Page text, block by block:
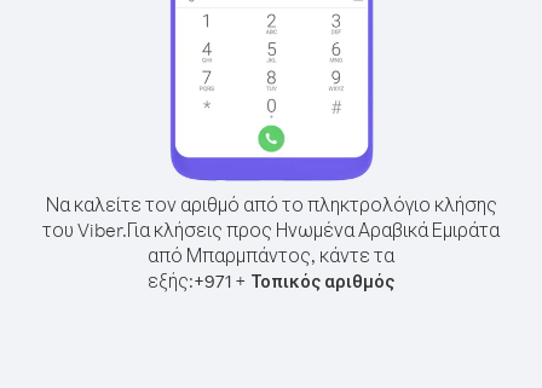
Να καλείτε τον αριθμό από το πληκτρολόγιο κλήσης
του Viber.Για κλήσεις προς Ηνωμένα Αραβικά Εμιράτα
από Μπαρμπάντος, κάντε τα
εξής:+971 + Τοπικός αριθμός